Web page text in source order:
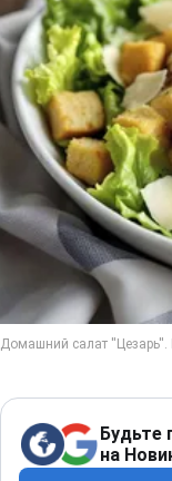
Будьте
на